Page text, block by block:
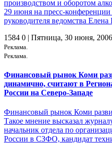
производством и оборотом
29 июня на пресс-конференции
руководителя ведомства
1584 0 | Пятница, 30 июня,
Реклама.
Реклама.
Финансовый рынок Коми
динамично, считают в
России на Северо-Западе
Финансовый рынок Коми
Такое мнение высказал
начальник отдела по
России в СЗФО, кандидат